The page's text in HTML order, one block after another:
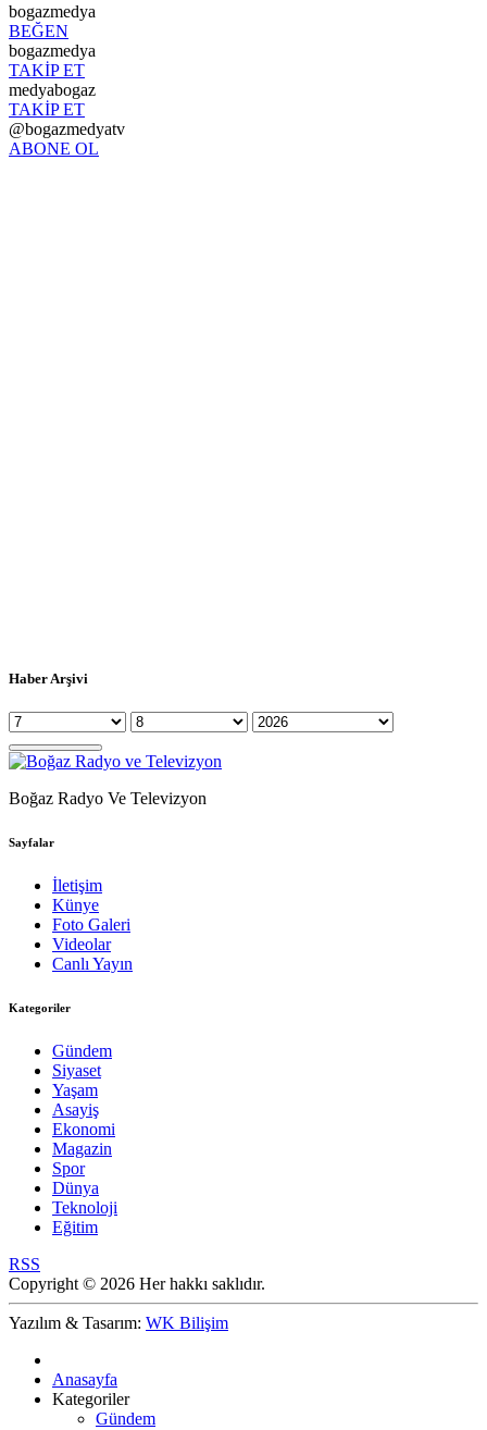
bogazmedya
BEĞEN
bogazmedya
TAKİP ET
medyabogaz
TAKİP ET
@bogazmedyatv
ABONE OL
Haber Arşivi
Boğaz Radyo Ve Televizyon
Sayfalar
İletişim
Künye
Foto Galeri
Videolar
Canlı Yayın
Kategoriler
Gündem
Siyaset
Yaşam
Asayiş
Ekonomi
Magazin
Spor
Dünya
Teknoloji
Eğitim
RSS
Copyright © 2026 Her hakkı saklıdır.
Yazılım & Tasarım: WK Bilişim
Anasayfa
Kategoriler
Gündem